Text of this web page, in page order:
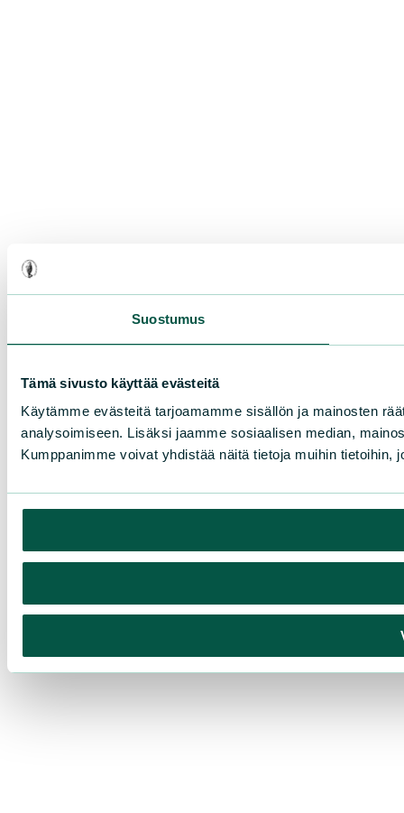
Suostumus
Tämä sivusto käyttää evästeitä
Käytämme evästeitä tarjoamamme sisällön ja mainosten
analysoimiseen. Lisäksi jaamme sosiaalisen median,
Kumppanimme voivat yhdistää näitä tietoja muihin tietoihin,